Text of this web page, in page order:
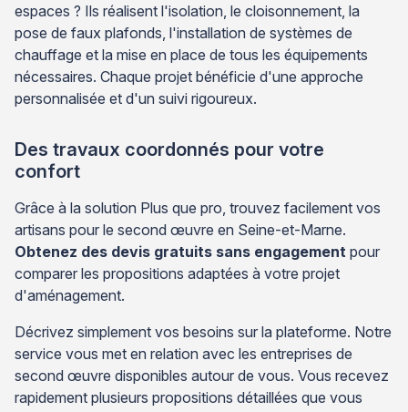
espaces ? Ils réalisent l'isolation, le cloisonnement, la
pose de faux plafonds, l'installation de systèmes de
chauffage et la mise en place de tous les équipements
nécessaires. Chaque projet bénéficie d'une approche
personnalisée et d'un suivi rigoureux.
Des travaux coordonnés pour votre
confort
Grâce à la solution Plus que pro, trouvez facilement vos
artisans pour le second œuvre en Seine-et-Marne.
Obtenez des devis gratuits sans engagement pour
comparer les propositions adaptées à votre projet
d'aménagement.
Décrivez simplement vos besoins sur la plateforme. Notre
service vous met en relation avec les entreprises de
second œuvre disponibles autour de vous. Vous recevez
rapidement plusieurs propositions détaillées que vous